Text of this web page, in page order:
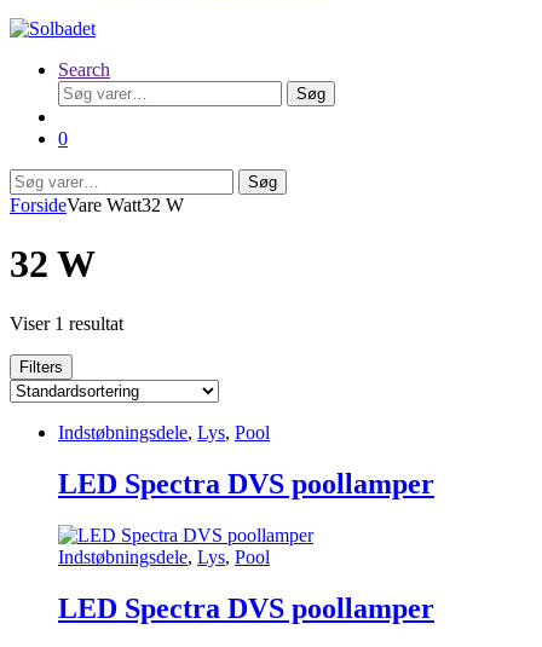
Search
Søg
efter:
Søg
0
Søg
efter:
Søg
ForsideVare Watt32 W
32 W
Viser 1 resultat
Filters
Indstøbningsdele, Lys, Pool
LED Spectra DVS poollamper
Indstøbningsdele, Lys, Pool
LED Spectra DVS poollamper